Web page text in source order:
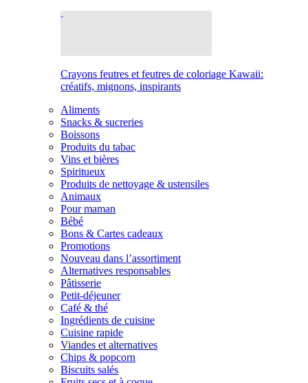
Crayons feutres et feutres de coloriage Kawaii:
créatifs, mignons, inspirants
Aliments
Snacks & sucreries
Boissons
Produits du tabac
Vins et bières
Spiritueux
Produits de nettoyage & ustensiles
Animaux
Pour maman
Bébé
Bons & Cartes cadeaux
Promotions
Nouveau dans l’assortiment
Alternatives responsables
Pâtisserie
Petit-déjeuner
Café & thé
Ingrédients de cuisine
Cuisine rapide
Viandes et alternatives
Chips & popcorn
Biscuits salés